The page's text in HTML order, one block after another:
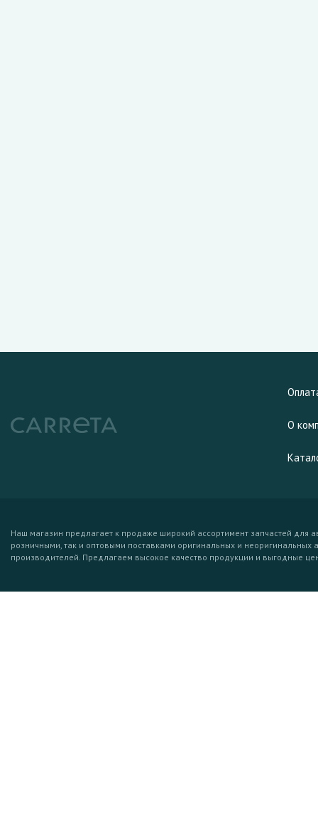
О
Наш магазин предлагает к продаже широкий ассортимент запчастей для
розничными, так и оптовыми поставками оригинальных и неоригинальных
производителей. Предлагаем высокое качество продукции и выгодные